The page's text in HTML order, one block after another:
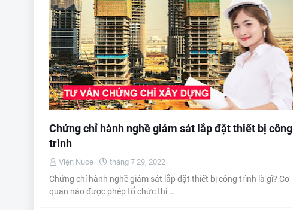
Chứng chỉ hành nghề giám sát lắp đặt thiết bị công
trình
Viện Nuce tháng 7 29, 2022
Chứng chỉ hành nghề giám sát lắp đặt thiết bị công trình là gì? Cơ
quan nào được phép tổ chức thi …